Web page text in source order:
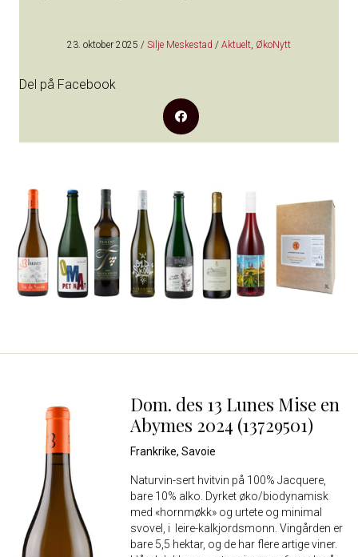
23. oktober 2025 / Silje Meskestad / Aktuelt, ØkoNytt
Del på Facebook
Dom. des 13 Lunes Mise en
Abymes 2024 (13729501)
Frankrike, Savoie
Naturvin-sert hvitvin på 100% Jacquere,
bare 10% alko. Dyrket øko/biodynamisk
med «hornmøkk» og urtete og minimal
svovel, i leire-kalkjordsmonn. Vingården er
bare 5,5 hektar, og de har flere artige viner.